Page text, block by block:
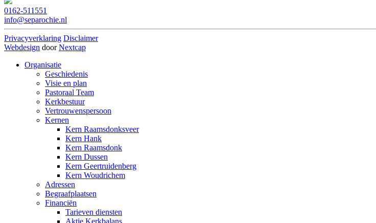
0162-511551
info@separochie.nl
Privacyverklaring Disclaimer
Webdesign doorNextcap
Organisatie
Geschiedenis
Visie en plan
Pastoraal Team
Kerkbestuur
Vertrouwenspersoon
Kernen
Kern Raamsdonksveer
Kern Hank
Kern Raamsdonk
Kern Dussen
Kern Geertruidenberg
Kern Woudrichem
Adressen
Begraafplaatsen
Financiën
Tarieven diensten
Aktie Kerkbalans